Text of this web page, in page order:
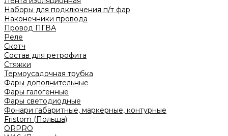
Наборы для подключения п/т фар
Наконечники провода
Провод ПГВА
Реле
Скотч
Состав для ретрофита
Стяжки
Термоусадочная трубка
Фары дополнительные
Фары галогенные
Фары светодиодные
Фонари габаритные, маркерные, контурные
Fristom (Польша)
ORPRO